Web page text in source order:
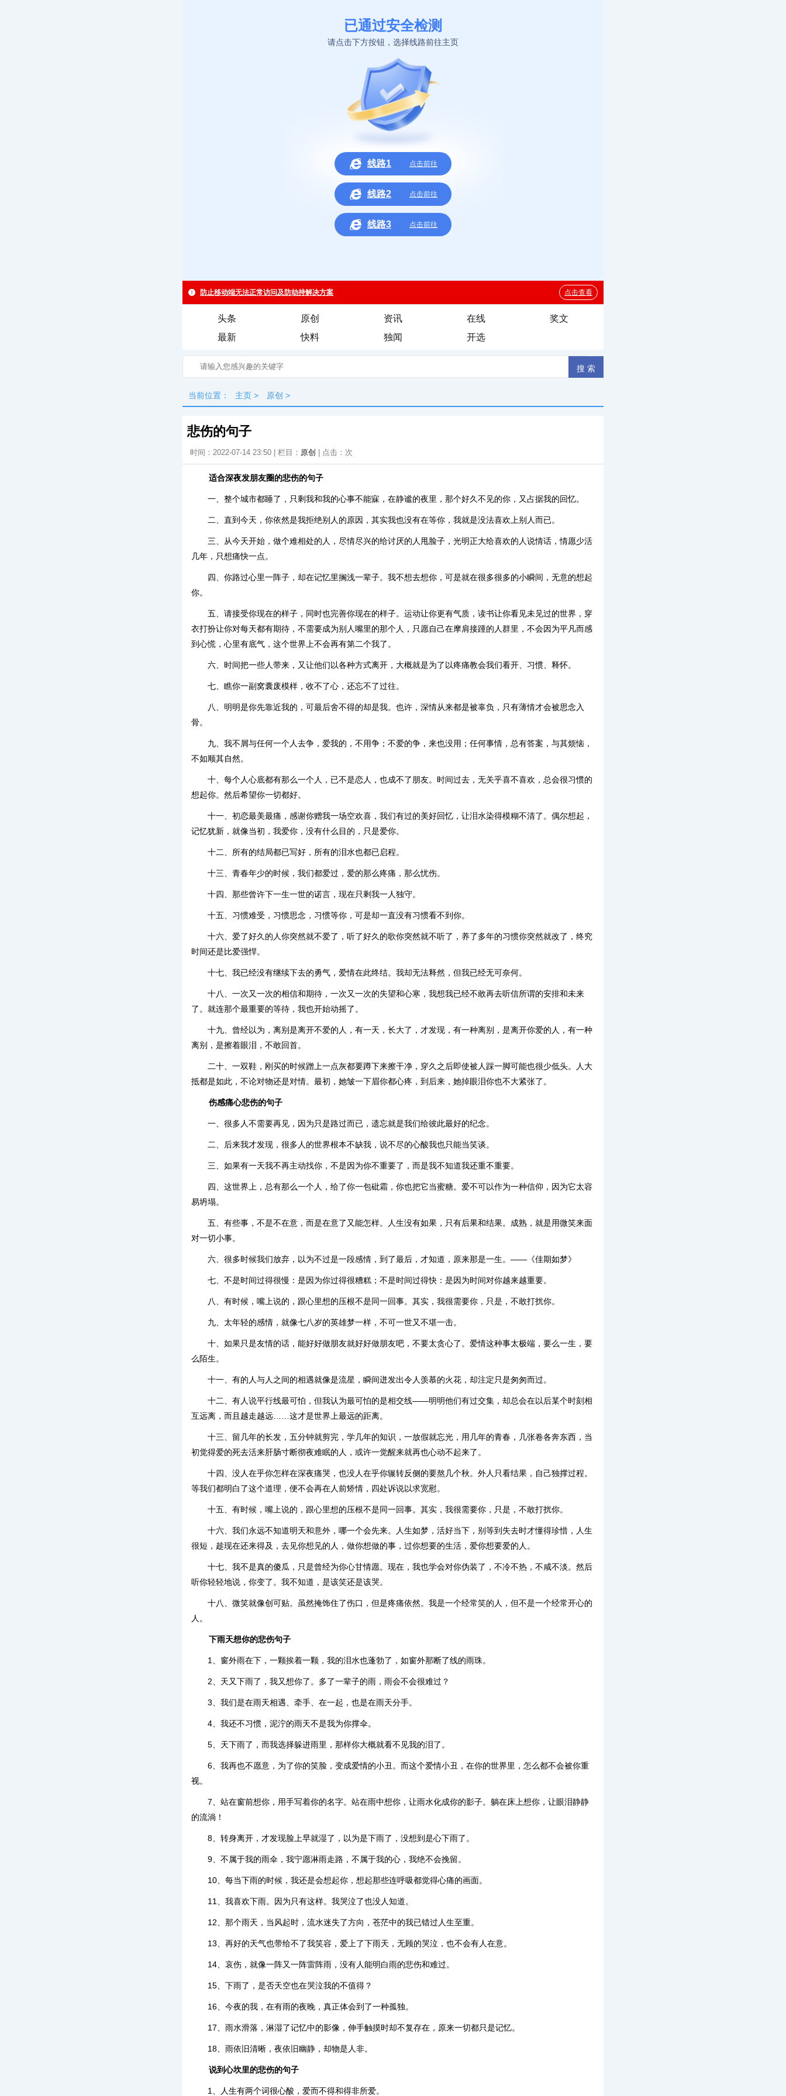
头条 原创 资讯 在线
奖文
最新
快料 独闻 开选
当前位置： 主页 > 原创 >
悲伤的句子
时间：2022-07-14 23:50 | 栏目： 原创 | 点击： 次
适合深夜发朋友圈的悲伤的句子
一、整个城市都睡了，只剩我和我的心事不能寐，在静谧的夜里，那个好久不见的你，又占据我的回忆。
二、直到今天，你依然是我拒绝别人的原因，其实我也没有在等你，我就是没法喜欢上别人而已。
三、从今天开始，做个难相处的人，尽情尽兴的给讨厌的人甩脸子，光明正大给喜欢的人说情话，情愿少活
几年，只想痛快一点。
四、你路过心里一阵子，却在记忆里搁浅一辈子。我不想去想你，可是就在很多很多的小瞬间，无意的想起
你。
五、请接受你现在的样子，同时也完善你现在的样子。运动让你更有气质，读书让你看见未见过的世界，穿
衣打扮让你对每天都有期待，不需要成为别人嘴里的那个人，只愿自己在摩肩接踵的人群里，不会因为平凡而感
到心慌，心里有底气，这个世界上不会再有第二个我了。
六、时间把一些人带来，又让他们以各种方式离开，大概就是为了以疼痛教会我们看开、习惯、释怀。
七、瞧你一副窝囊废模样，收不了心，还忘不了过往。
八、明明是你先靠近我的，可最后舍不得的却是我。也许，深情从来都是被辜负，只有薄情才会被思念入
骨。
九、我不屑与任何一个人去争，爱我的，不用争；不爱的争，来也没用；任何事情，总有答案，与其烦恼，
不如顺其自然。
十、每个人心底都有那么一个人，已不是恋人，也成不了朋友。时间过去，无关乎喜不喜欢，总会很习惯的
想起你。然后希望你一切都好。
十一、初恋最美最痛，感谢你赠我一场空欢喜，我们有过的美好回忆，让泪水染得模糊不清了。偶尔想起，
记忆犹新，就像当初，我爱你，没有什么目的，只是爱你。
十二、所有的结局都已写好，所有的泪水也都已启程。
十三、青春年少的时候，我们都爱过，爱的那么疼痛，那么忧伤。
十四、那些曾许下一生一世的诺言，现在只剩我一人独守。
十五、习惯难受，习惯思念，习惯等你，可是却一直没有习惯看不到你。
十六、爱了好久的人你突然就不爱了，听了好久的歌你突然就不听了，养了多年的习惯你突然就改了，终究
时间还是比爱强悍。
十七、我已经没有继续下去的勇气，爱情在此终结。我却无法释然，但我已经无可奈何。
十八、一次又一次的相信和期待，一次又一次的失望和心寒，我想我已经不敢再去听信所谓的安排和未来
了。就连那个最重要的等待，我也开始动摇了。
十九、曾经以为，离别是离开不爱的人，有一天，长大了，才发现，有一种离别，是离开你爱的人，有一种
离别，是擦着眼泪，不敢回首。
二十、一双鞋，刚买的时候蹭上一点灰都要蹲下来擦干净，穿久之后即使被人踩一脚可能也很少低头。人大
抵都是如此，不论对物还是对情。最初，她皱一下眉你都心疼，到后来，她掉眼泪你也不大紧张了。
伤感痛心悲伤的句子
一、很多人不需要再见，因为只是路过而已，遗忘就是我们给彼此最好的纪念。
二、后来我才发现，很多人的世界根本不缺我，说不尽的心酸我也只能当笑谈。
三、如果有一天我不再主动找你，不是因为你不重要了，而是我不知道我还重不重要。
四、这世界上，总有那么一个人，给了你一包砒霜，你也把它当蜜糖。爱不可以作为一种信仰，因为它太容
易坍塌。
五、有些事，不是不在意，而是在意了又能怎样。人生没有如果，只有后果和结果。成熟，就是用微笑来面
对一切小事。
六、很多时候我们放弃，以为不过是一段感情，到了最后，才知道，原来那是一生。——《佳期如梦》
七、不是时间过得很慢：是因为你过得很糟糕；不是时间过得快：是因为时间对你越来越重要。
八、有时候，嘴上说的，跟心里想的压根不是同一回事。其实，我很需要你，只是，不敢打扰你。
九、太年轻的感情，就像七八岁的英雄梦一样，不可一世又不堪一击。
十、如果只是友情的话，能好好做朋友就好好做朋友吧，不要太贪心了。爱情这种事太极端，要么一生，要
么陌生。
十一、有的人与人之间的相遇就像是流星，瞬间迸发出令人羡慕的火花，却注定只是匆匆而过。
十二、有人说平行线最可怕，但我认为最可怕的是相交线——明明他们有过交集，却总会在以后某个时刻相
互远离，而且越走越远……这才是世界上最远的距离。
十三、留几年的长发，五分钟就剪完，学几年的知识，一放假就忘光，用几年的青春，几张卷各奔东西，当
初觉得爱的死去活来肝肠寸断彻夜难眠的人，或许一觉醒来就再也心动不起来了。
十四、没人在乎你怎样在深夜痛哭，也没人在乎你辗转反侧的要熬几个秋。外人只看结果，自己独撑过程。
等我们都明白了这个道理，便不会再在人前矫情，四处诉说以求宽慰。
十五、有时候，嘴上说的，跟心里想的压根不是同一回事。其实，我很需要你，只是，不敢打扰你。
十六、我们永远不知道明天和意外，哪一个会先来。人生如梦，活好当下，别等到失去时才懂得珍惜，人生
很短，趁现在还来得及，去见你想见的人，做你想做的事，过你想要的生活，爱你想要爱的人。
十七、我不是真的傻瓜，只是曾经为你心甘情愿。现在，我也学会对你伪装了，不冷不热，不咸不淡。然后
听你轻轻地说，你变了。我不知道，是该笑还是该哭。
十八、微笑就像创可贴。虽然掩饰住了伤口，但是疼痛依然。我是一个经常笑的人，但不是一个经常开心的
人。
下雨天想你的悲伤句子
1、窗外雨在下，一颗挨着一颗，我的泪水也蓬勃了，如窗外那断了线的雨珠。
2、天又下雨了，我又想你了。多了一辈子的雨，雨会不会很难过？
3、我们是在雨天相遇、牵手、在一起，也是在雨天分手。
4、我还不习惯，泥泞的雨天不是我为你撑伞。
5、天下雨了，而我选择躲进雨里，那样你大概就看不见我的泪了。
6、我再也不愿意，为了你的笑脸，变成爱情的小丑。而这个爱情小丑，在你的世界里，怎么都不会被你重
视。
7、站在窗前想你，用手写着你的名字。站在雨中想你，让雨水化成你的影子。躺在床上想你，让眼泪静静
的流淌！
8、转身离开，才发现脸上早就湿了，以为是下雨了，没想到是心下雨了。
9、不属于我的雨伞，我宁愿淋雨走路，不属于我的心，我绝不会挽留。
10、每当下雨的时候，我还是会想起你，想起那些连呼吸都觉得心痛的画面。
11、我喜欢下雨。因为只有这样。我哭泣了也没人知道。
12、那个雨天，当风起时，流水迷失了方向，苍茫中的我已错过人生至重。
13、再好的天气也带给不了我笑容，爱上了下雨天，无顾的哭泣，也不会有人在意。
14、哀伤，就像一阵又一阵雷阵雨，没有人能明白雨的悲伤和难过。
15、下雨了，是否天空也在哭泣我的不值得？
16、今夜的我，在有雨的夜晚，真正体会到了一种孤独。
17、雨水滑落，淋湿了记忆中的影像，伸手触摸时却不复存在，原来一切都只是记忆。
18、雨依旧清晰，夜依旧幽静，却物是人非。
说到心坎里的悲伤的句子
1、人生有两个词很心酸，爱而不得和得非所爱。